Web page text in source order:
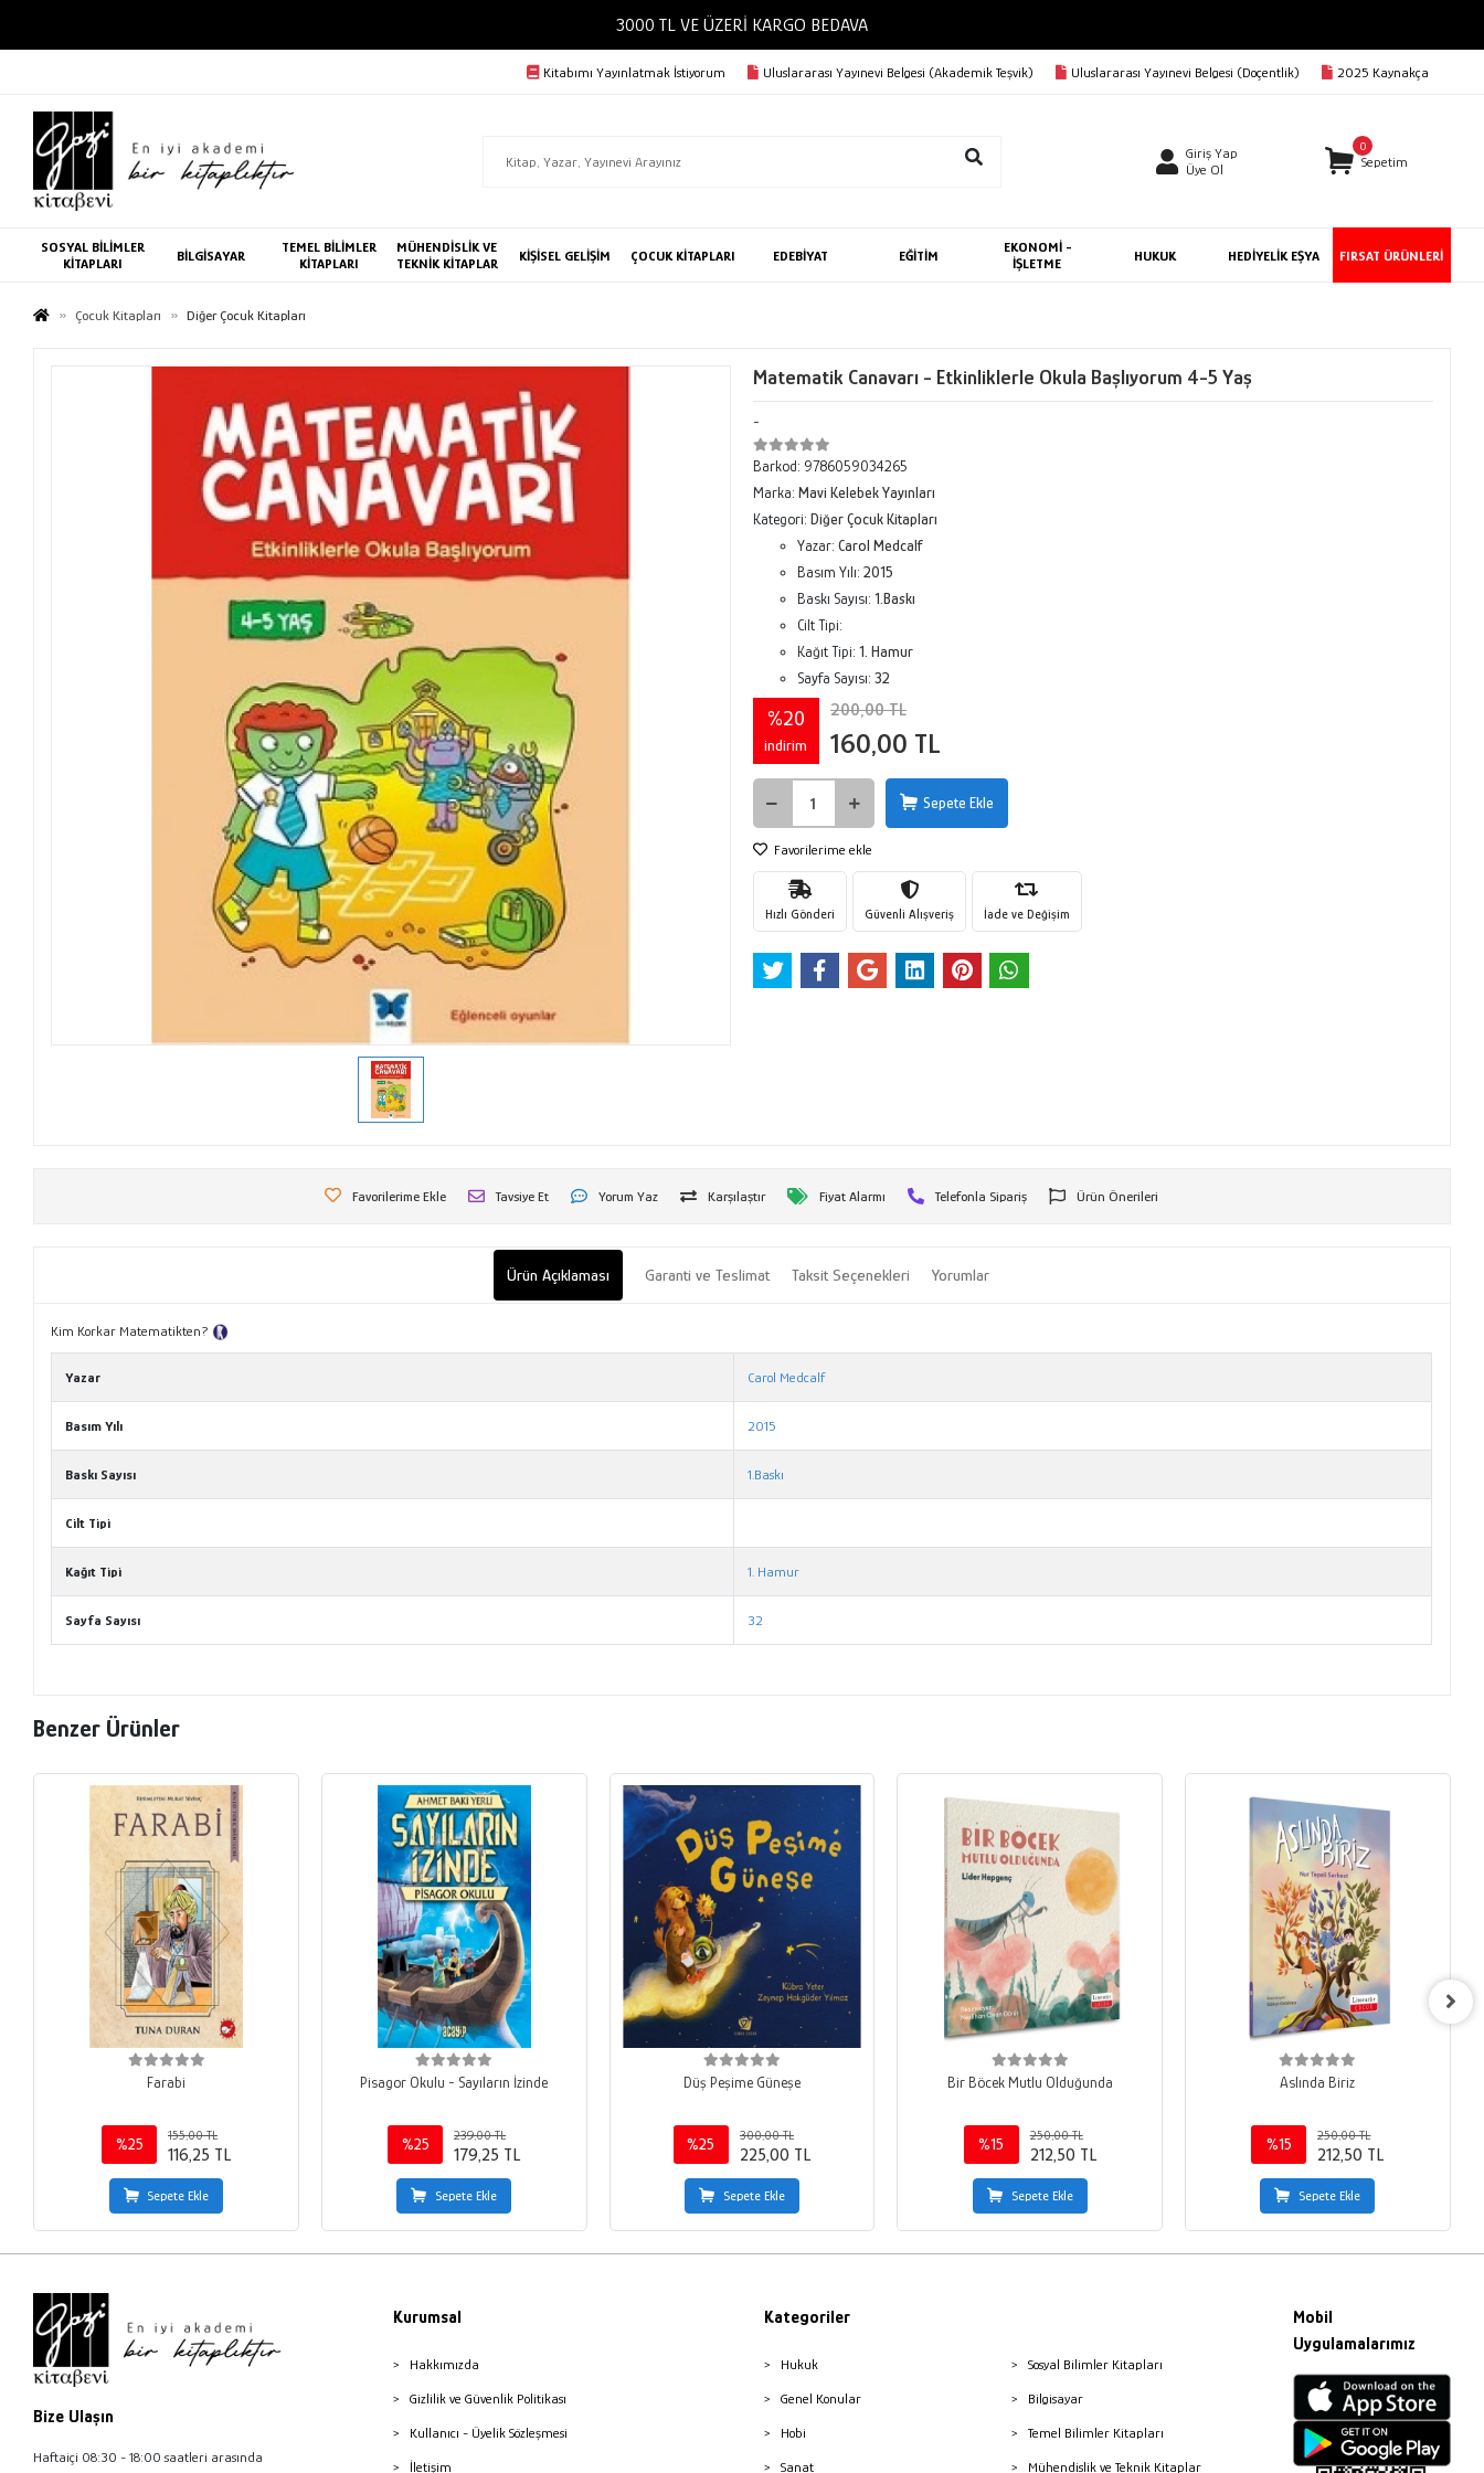
3000 TL VE ÜZERİ KARGO BEDAVA
Kitabımı Yayınlatmak İstiyorum Uluslararası Yayınevi Belgesi (Akademik Teşvik) Uluslararası Yayınevi Belgesi (Doçentlik) 2025 Kaynakça
Giriş Yap
Üye Ol
0
Sepetim
SOSYAL BİLİMLER
KİTAPLARI
BİLGİSAYAR
TEMEL BİLİMLER
KİTAPLARI
MÜHENDİSLİK VE
TEKNİK KİTAPLAR
KİŞİSEL GELİŞİM ÇOCUK KİTAPLARI EDEBİYAT EĞİTİM
EKONOMİ -
İŞLETME
HUKUK HEDİYELİK EŞYA FIRSAT ÜRÜNLERİ
Çocuk Kitapları Diğer Çocuk Kitapları
Matematik Canavarı - Etkinliklerle Okula Başlıyorum 4-5 Yaş
-
Barkod: 9786059034265
Marka: Mavi Kelebek Yayınları
Kategori: Diğer Çocuk Kitapları
Yazar: Carol Medcalf
Basım Yılı: 2015
Baskı Sayısı: 1.Baskı
Cilt Tipi:
Kağıt Tipi: 1. Hamur
Sayfa Sayısı: 32
%20
indirim
200,00 TL
160,00 TL
Sepete Ekle
Favorilerime ekle
Hızlı Gönderi Güvenli Alışveriş İade ve Değişim
Favorilerime Ekle Tavsiye Et Yorum Yaz Karşılaştır Fiyat Alarmı Telefonla Sipariş Ürün Önerileri
Ürün Açıklaması Garanti ve Teslimat Taksit Seçenekleri Yorumlar
Kim Korkar Matematikten?
Yazar Carol Medcalf
Basım Yılı 2015
Baskı Sayısı 1.Baskı
Cilt Tipi
Kağıt Tipi 1. Hamur
Sayfa Sayısı 32
Benzer Ürünler
Farabi
%25
155,00 TL
116,25 TL
Sepete Ekle
Pisagor Okulu - Sayıların İzinde
%25
239,00 TL
179,25 TL
Sepete Ekle
Düş Peşime Güneşe
%25
300,00 TL
225,00 TL
Sepete Ekle
Bir Böcek Mutlu Olduğunda
%15
250,00 TL
212,50 TL
Sepete Ekle
Aslında Biriz
%15
250,00 TL
212,50 TL
Sepete Ekle
Bize Ulaşın
Haftaiçi 08:30 - 18:00 saatleri arasında
Kurumsal
Hakkımızda
Gizlilik ve Güvenlik Politikası
Kullanıcı - Üyelik Sözleşmesi
İletişim
Kategoriler
Hukuk
Genel Konular
Hobi
Sanat
Sosyal Bilimler Kitapları
Bilgisayar
Temel Bilimler Kitapları
Mühendislik ve Teknik Kitaplar
Mobil
Uygulamalarımız